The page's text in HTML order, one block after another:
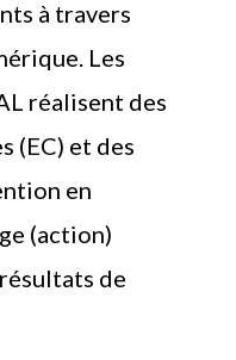
à travers
Les
réalisent des
(EC) et des
en
(action)
de